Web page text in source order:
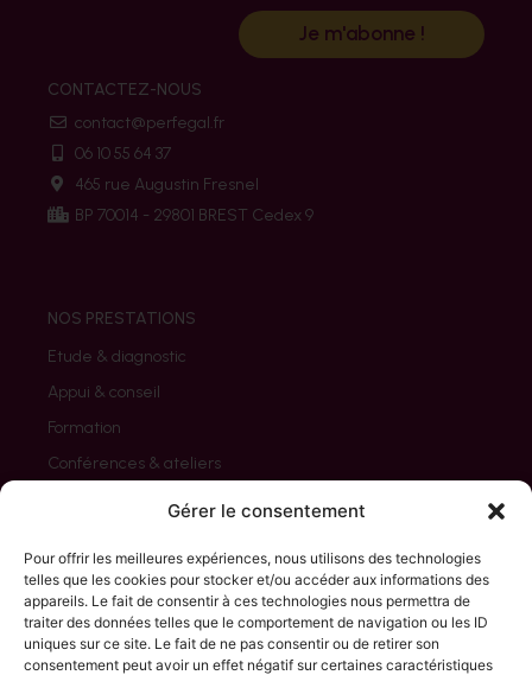
Gérer le consentement
Pour offrir les meilleures expériences, nous utilisons des technologies
telles que les cookies pour stocker et/ou accéder aux informations des
appareils. Le fait de consentir à ces technologies nous permettra de
traiter des données telles que le comportement de navigation ou les ID
uniques sur ce site. Le fait de ne pas consentir ou de retirer son
consentement peut avoir un effet négatif sur certaines caractéristiques
NOS CLIENTS
Associations
NOS PRESTATIONS
Etude & diagnostic
Appui & conseil
Formation
Conférences & ateliers
CONTACTEZ-NOUS
contact@perfegal.fr
06 10 55 64 37
465 rue Augustin Fresnel
BP 70014 - 29801 BREST Cedex 9
Je m'abonne !